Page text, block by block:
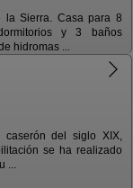
la Sierra. Casa para 8
y 3 baños
hidromas ...
del siglo XIX,
se ha realizado
...